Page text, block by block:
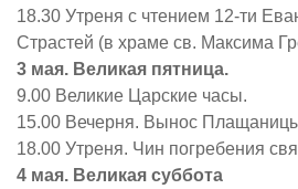
18.30 Утреня с чтением 12-ти
Страстей (в храме св. Максима
3 мая. Великая пятница.
9.00 Великие Царские часы.
15.00 Вечерня. Вынос
18.00 Утреня. Чин погребения
4 мая. Великая суббота